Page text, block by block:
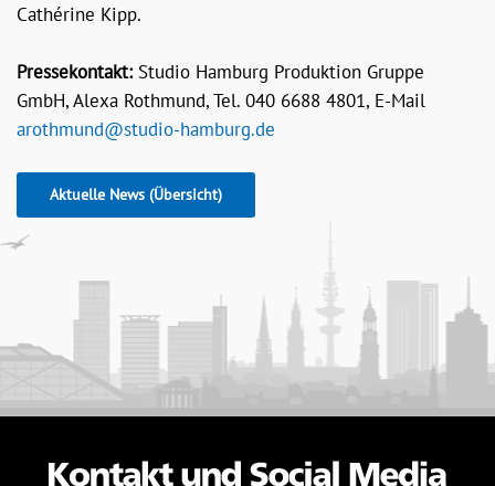
Cathérine Kipp.
Pressekontakt:Studio Hamburg Produktion Gruppe
GmbH, Alexa Rothmund, Tel. 040 6688 4801, E-Mail
arothmund@studio-hamburg.de
Aktuelle News (Übersicht)